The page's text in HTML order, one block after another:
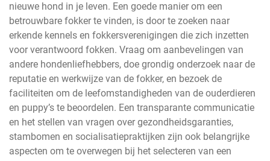
nieuwe hond in je leven. Een goede manier om een
betrouwbare fokker te vinden, is door te zoeken naar
erkende kennels en fokkersverenigingen die zich inzetten
voor verantwoord fokken. Vraag om aanbevelingen van
andere hondenliefhebbers, doe grondig onderzoek naar de
reputatie en werkwijze van de fokker, en bezoek de
faciliteiten om de leefomstandigheden van de ouderdieren
en puppy’s te beoordelen. Een transparante communicatie
en het stellen van vragen over gezondheidsgaranties,
stambomen en socialisatiepraktijken zijn ook belangrijke
aspecten om te overwegen bij het selecteren van een